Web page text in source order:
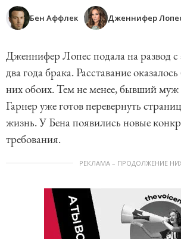
Бен Аффлек Дженнифер
Дженнифер Лопес подала на развод с
два года брака. Расставание
них обоих. Тем не менее, бывший
Гарнер уже готов перевернуть
жизнь. У Бена появились новые
требования.
РЕКЛАМА – ПРОДОЛЖЕНИЕ